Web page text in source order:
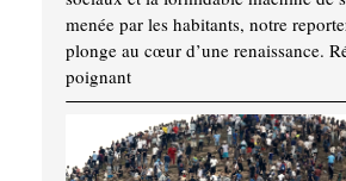
menée par les habitants, notre
plonge au cœur d’une renaissance.
poignant